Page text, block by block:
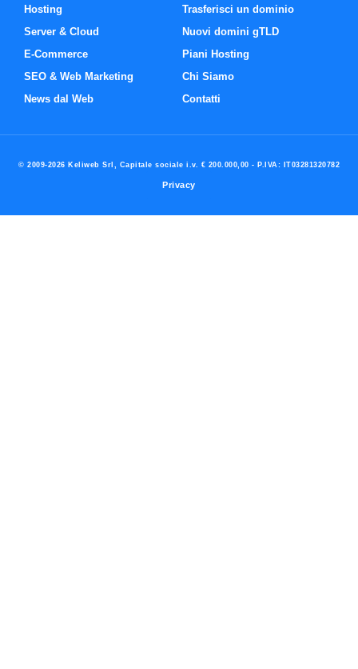
Hosting
Server & Cloud
E-Commerce
SEO & Web Marketing
News dal Web
Trasferisci un dominio
Nuovi domini gTLD
Piani Hosting
Chi Siamo
Contatti
© 2009-2026 Keliweb Srl, Capitale sociale i.v. € 200.000,00 - P.IVA: IT03281320782
Privacy